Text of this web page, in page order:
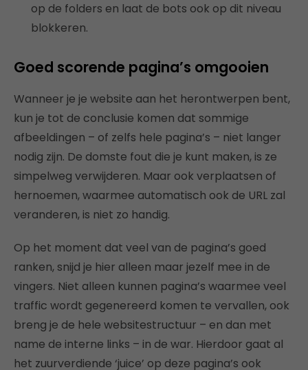
op de folders en laat de bots ook op dit niveau
blokkeren.
Goed scorende pagina’s omgooien
Wanneer je je website aan het herontwerpen bent,
kun je tot de conclusie komen dat sommige
afbeeldingen – of zelfs hele pagina’s – niet langer
nodig zijn. De domste fout die je kunt maken, is ze
simpelweg verwijderen. Maar ook verplaatsen of
hernoemen, waarmee automatisch ook de URL zal
veranderen, is niet zo handig.
Op het moment dat veel van de pagina’s goed
ranken, snijd je hier alleen maar jezelf mee in de
vingers. Niet alleen kunnen pagina’s waarmee veel
traffic wordt gegenereerd komen te vervallen, ook
breng je de hele websitestructuur – en dan met
name de interne links – in de war. Hierdoor gaat al
het zuurverdiende ‘juice’ op deze pagina’s ook